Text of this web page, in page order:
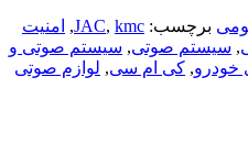
برچسب: JAC, kmc
, امنیت
, سیستم صوتی, سیستم صوتی و
خودرو, کی ام سی, لوازم صوتی